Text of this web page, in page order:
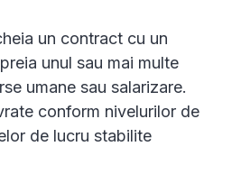
un contract cu un
unul sau mai multe
umane sau salarizare.
conform nivelurilor de
de lucru stabilite